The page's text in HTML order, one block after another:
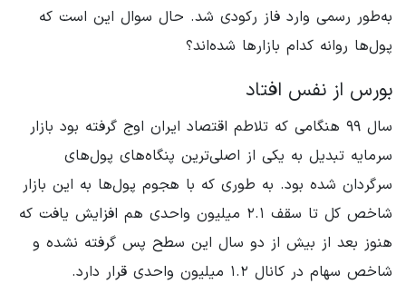
به‌طور رسمی وارد فاز رکودی شد. حال سوال این است که
پول‌ها روانه کدام بازارها شده‌اند؟
بورس از نفس افتاد
سال ۹۹ هنگامی که تلاطم اقتصاد ایران اوج گرفته بود بازار
سرمایه تبدیل به یکی از اصلی‌ترین پنگاه‌های پول‌های
سرگردان شده بود. به طوری که با هجوم پول‌ها به این بازار
شاخص کل تا سقف ۲.۱ میلیون واحدی هم افزایش یافت که
هنوز بعد از بیش از دو سال این سطح پس گرفته نشده و
شاخص سهام در کانال ۱.۲ میلیون واحدی قرار دارد.